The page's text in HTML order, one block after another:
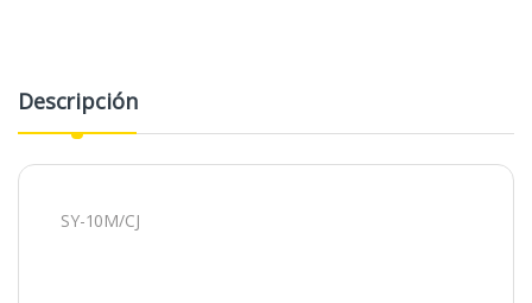
Descripción
SY-10M/CJ